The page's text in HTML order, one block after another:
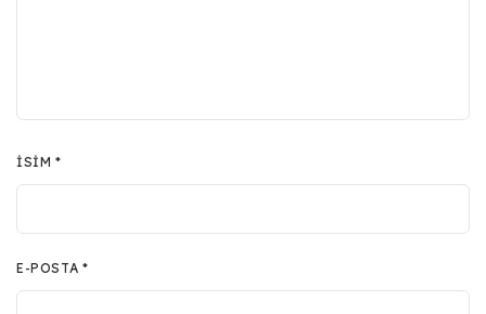
İSIM*
E-POSTA *